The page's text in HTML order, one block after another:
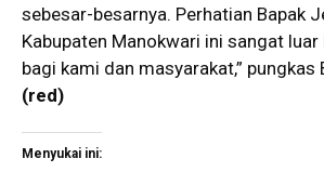
sebesar-besarnya. Perhatian Bapak
Kabupaten Manokwari ini sangat
bagi kami dan masyarakat,” pungkas
(red)
Menyukai ini: